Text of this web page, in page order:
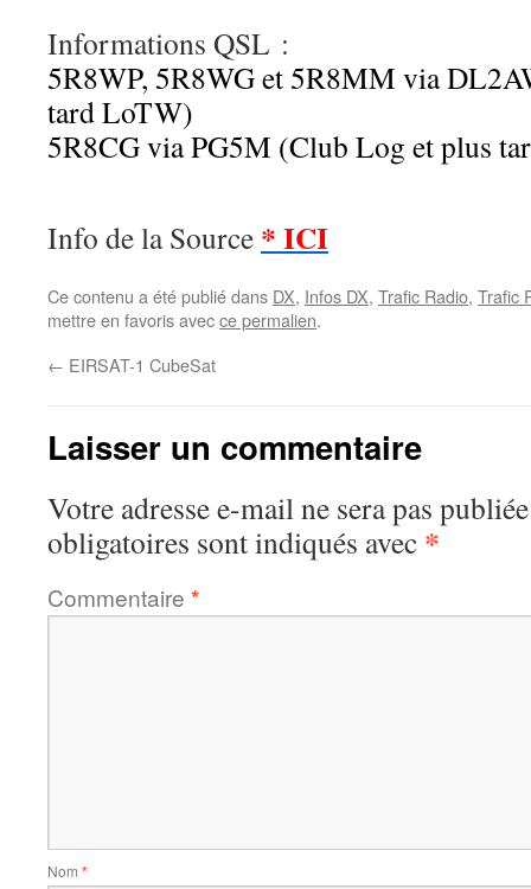
Informations QSL :
5R8WP, 5R8WG et 5R8MM via
tard LoTW)
5R8CG via PG5M (Club Log et plus
Info de la Source * ICI
Ce contenu a été publié dans DX, Infos DX, Trafic Radio, Trafic
mettre en favoris avecce permalien.
← EIRSAT-1 CubeSat
Laisser un commentaire
Votre adresse e-mail ne sera pas
obligatoires sont indiqués avec *
Commentaire *
Nom *